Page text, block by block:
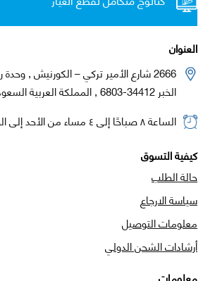
العنوان
2666 شارع الأمير تركي – الكورنيش , وحدة رقم 102
الخبر 34412-6803 , المملكة العربية السعودية
الساعة ٨ صباحًا إلى ٤ مساء من الأحد إلى الخميس
كيفية التسوق
حالة الطلب
سياسة الارجاع
معلومات التوصيل
أرشادات الشحن الدولي